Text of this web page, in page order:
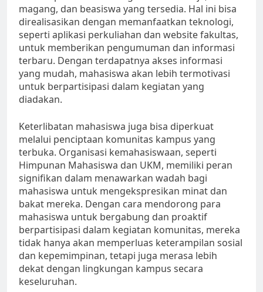
magang, dan beasiswa yang tersedia. Hal ini bisa
direalisasikan dengan memanfaatkan teknologi,
seperti aplikasi perkuliahan dan website fakultas,
untuk memberikan pengumuman dan informasi
terbaru. Dengan terdapatnya akses informasi
yang mudah, mahasiswa akan lebih termotivasi
untuk berpartisipasi dalam kegiatan yang
diadakan.
Keterlibatan mahasiswa juga bisa diperkuat
melalui penciptaan komunitas kampus yang
terbuka. Organisasi kemahasiswaan, seperti
Himpunan Mahasiswa dan UKM, memiliki peran
signifikan dalam menawarkan wadah bagi
mahasiswa untuk mengekspresikan minat dan
bakat mereka. Dengan cara mendorong para
mahasiswa untuk bergabung dan proaktif
berpartisipasi dalam kegiatan komunitas, mereka
tidak hanya akan memperluas keterampilan sosial
dan kepemimpinan, tetapi juga merasa lebih
dekat dengan lingkungan kampus secara
keseluruhan.